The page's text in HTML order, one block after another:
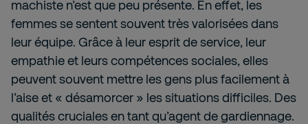
machiste n’est que peu présente. En effet, les
femmes se sentent souvent très valorisées dans
leur équipe. Grâce à leur esprit de service, leur
empathie et leurs compétences sociales, elles
peuvent souvent mettre les gens plus facilement à
l’aise et « désamorcer » les situations difficiles. Des
qualités cruciales en tant qu’agent de gardiennage.